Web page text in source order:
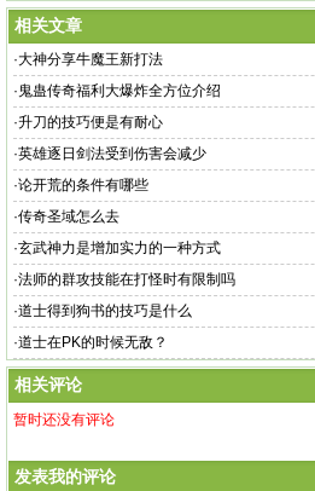
相关文章
·大神分享牛魔王新打法
· 鬼蛊传奇福利大爆炸全方位介绍
·升刀的技巧便是有耐心
·英雄逐日剑法受到伤害会减少
·论开荒的条件有哪些
·传奇圣域怎么去
·玄武神力是增加实力的一种方式
·法师的群攻技能在打怪时有限制吗
·道士得到狗书的技巧是什么
·道士在PK的时候无敌？
相关评论
暂时还没有评论
发表我的评论